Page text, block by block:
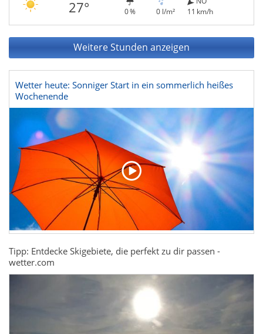
27° 0 % 0 l/m²
11 km/h
Weitere Stunden anzeigen
Wetter heute: Sonniger Start in ein sommerlich heißes
Wochenende
Tipp: Entdecke Skigebiete, die perfekt zu dir passen -
wetter.com